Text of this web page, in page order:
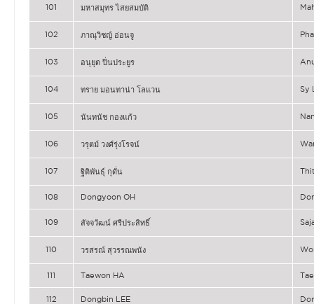
101 มหาสมุทร ไสยสมบัติ
102 ภาณุวิชญ์ อ่อนจู
103 อนุยุต ปิ่นประยูร
104 ทราย มอนทาน่า โลแวน Sy
105 นันทนัช กองแก้ว
106 วรุตม์ วงศ์รุ่งโรจน์
107 ฐิติพันธุ์ กุดั่น
108 Dongyoon OH
109 สัจจวัฒน์ ศรีประสิทธิ์
110 วรสรณ์ สุวรรณพนัง
111 Taewon HA
112 Dongbin LEE